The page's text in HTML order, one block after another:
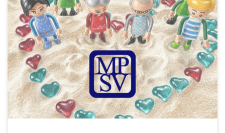
Rozvod nebo rozchod rodičů patří mezi velmi náročné
životní situace, které výrazně ovlivňují zejména děti. Projekt
„Jde to i jinak – pomoc